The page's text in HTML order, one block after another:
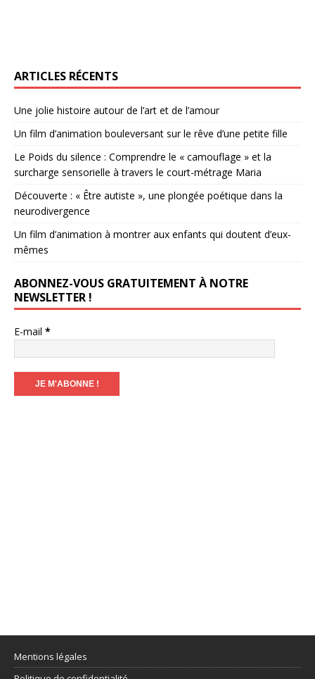
ARTICLES RÉCENTS
Une jolie histoire autour de l’art et de l’amour
Un film d’animation bouleversant sur le rêve d’une petite fille
Le Poids du silence : Comprendre le « camouflage » et la
surcharge sensorielle à travers le court-métrage Maria
Découverte : « Être autiste », une plongée poétique dans la
neurodivergence
Un film d’animation à montrer aux enfants qui doutent d’eux-
mêmes
ABONNEZ-VOUS GRATUITEMENT À NOTRE
NEWSLETTER !
E-mail *
Mentions légales